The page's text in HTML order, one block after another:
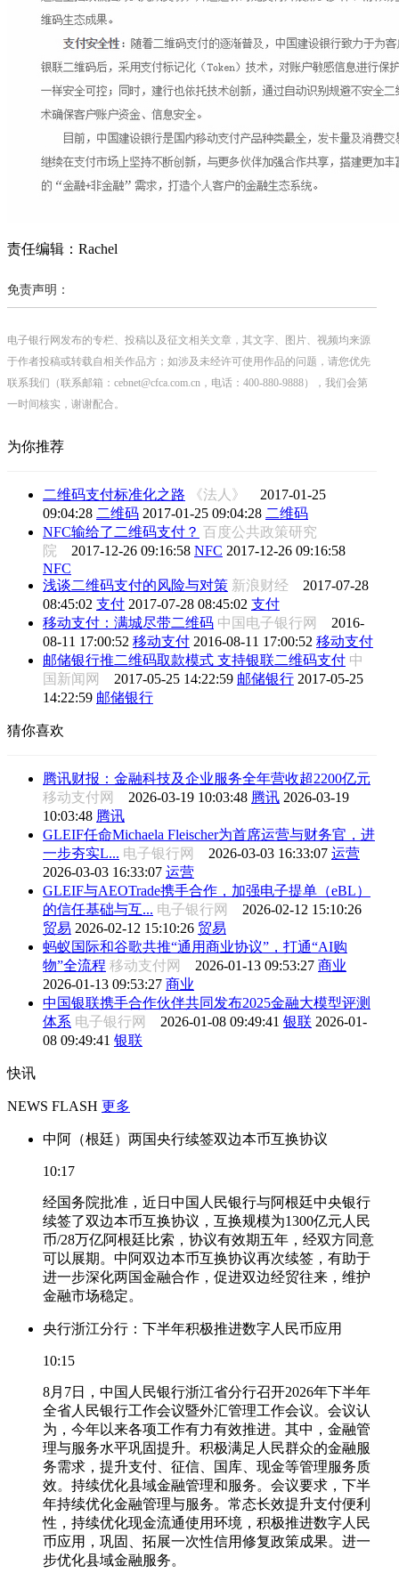
责任编辑：Rachel
免责声明：
电子银行网发布的专栏、投稿以及征文相关文章，其文字、图片、视频均来源
于作者投稿或转载自相关作品方；如涉及未经许可使用作品的问题，请您优先
联系我们（联系邮箱：cebnet@cfca.com.cn，电话：400-880-9888），我们会第
一时间核实，谢谢配合。
为你推荐
二维码支付标准化之路 《法人》 2017-01-25
09:04:28 二维码 2017-01-25 09:04:28 二维码
NFC输给了二维码支付？ 百度公共政策研究
院 2017-12-26 09:16:58 NFC 2017-12-26 09:16:58
NFC
浅谈二维码支付的风险与对策 新浪财经 2017-07-28
08:45:02 支付 2017-07-28 08:45:02 支付
移动支付：满城尽带二维码 中国电子银行网 2016-
08-11 17:00:52 移动支付 2016-08-11 17:00:52 移动支付
邮储银行推二维码取款模式 支持银联二维码支付 中
国新闻网 2017-05-25 14:22:59 邮储银行 2017-05-25
14:22:59 邮储银行
猜你喜欢
腾讯财报：金融科技及企业服务全年营收超2200亿元
移动支付网 2026-03-19 10:03:48 腾讯 2026-03-19
10:03:48 腾讯
GLEIF任命Michaela Fleischer为首席运营与财务官，进
一步夯实L... 电子银行网 2026-03-03 16:33:07 运营
2026-03-03 16:33:07 运营
GLEIF与AEOTrade携手合作，加强电子提单（eBL）
的信任基础与互... 电子银行网 2026-02-12 15:10:26
贸易 2026-02-12 15:10:26 贸易
蚂蚁国际和谷歌共推“通用商业协议”，打通“AI购
物”全流程 移动支付网 2026-01-13 09:53:27 商业
2026-01-13 09:53:27 商业
中国银联携手合作伙伴共同发布2025金融大模型评测
体系 电子银行网 2026-01-08 09:49:41 银联 2026-01-
08 09:49:41 银联
快讯
NEWS FLASH 更多
中阿（根廷）两国央行续签双边本币互换协议
10:17
经国务院批准，近日中国人民银行与阿根廷中央银行
续签了双边本币互换协议，互换规模为1300亿元人民
币/28万亿阿根廷比索，协议有效期五年，经双方同意
可以展期。中阿双边本币互换协议再次续签，有助于
进一步深化两国金融合作，促进双边经贸往来，维护
金融市场稳定。
央行浙江分行：下半年积极推进数字人民币应用
10:15
8月7日，中国人民银行浙江省分行召开2026年下半年
全省人民银行工作会议暨外汇管理工作会议。会议认
为，今年以来各项工作有力有效推进。其中，金融管
理与服务水平巩固提升。积极满足人民群众的金融服
务需求，提升支付、征信、国库、现金等管理服务质
效。持续优化县域金融管理和服务。会议要求，下半
年持续优化金融管理与服务。常态长效提升支付便利
性，持续优化现金流通使用环境，积极推进数字人民
币应用，巩固、拓展一次性信用修复政策成果。进一
步优化县域金融服务。